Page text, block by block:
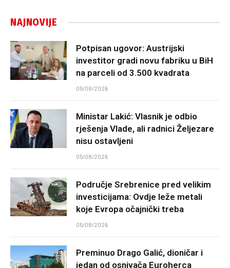
NAJNOVIJE
Potpisan ugovor: Austrijski
investitor gradi novu fabriku u BiH
na parceli od 3.500 kvadrata
05/08/2026
Ministar Lakić: Vlasnik je odbio
rješenja Vlade, ali radnici Željezare
nisu ostavljeni
05/08/2026
Područje Srebrenice pred velikim
investicijama: Ovdje leže metali
koje Evropa očajnički treba
05/08/2026
Preminuo Drago Galić, dioničar i
jedan od osnivača Euroherca